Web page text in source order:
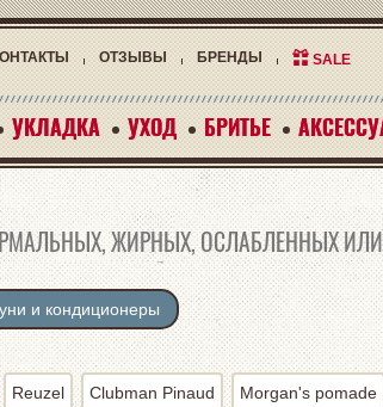
ОТЗЫВЫ БРЕНДЫ SALE
УКЛАДКА
УКЛАДКА УХОД
УХОД БРИТЬЕ
БРИТЬЕ
ЖИРНЫХ, ОСЛАБЛЕННЫХ ИЛИ
и кондиционеры
Reuzel Clubman Pinaud Morgan's pomade